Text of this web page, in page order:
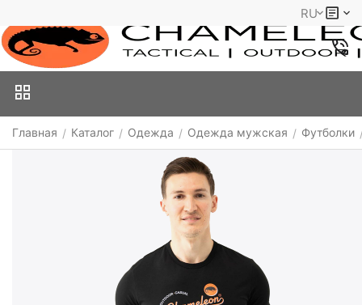
RU
Главная / Каталог / Одежда / Одежда мужская / Футболки